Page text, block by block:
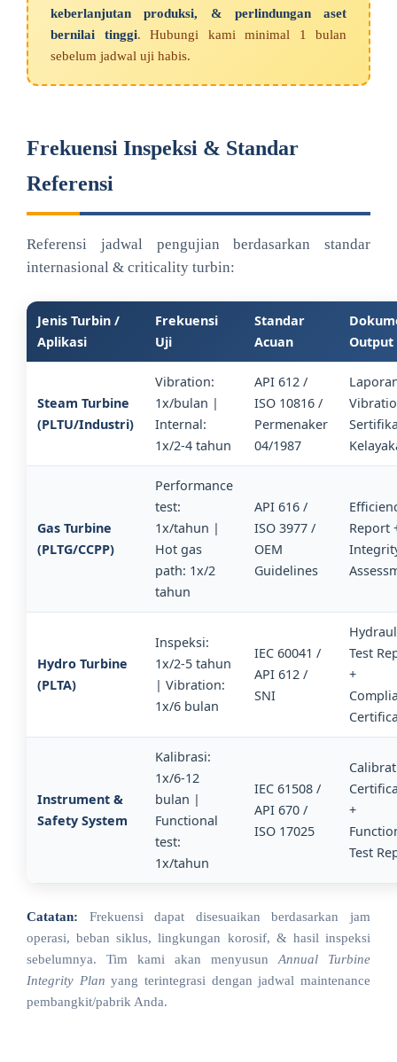
keberlanjutan produksi, & perlindungan aset
bernilai tinggi. Hubungi kami minimal 1 bulan
sebelum jadwal uji habis.
Frekuensi Inspeksi & Standar
Referensi
Referensi jadwal pengujian berdasarkan standar
internasional & criticality turbin:
Jenis Turbin /
Aplikasi
Frekuensi
Uji
Standar
Acuan
Output
Steam Turbine
(PLTU/Industri)
Vibration:
1x/bulan |
Internal:
1x/2-4 tahun
API 612 /
ISO 10816 /
Permenaker
04/1987
Gas Turbine
(PLTG/CCPP)
Performance
test:
1x/tahun |
Hot gas
path: 1x/2
tahun
API 616 /
ISO 3977 /
OEM
Guidelines
Report
Hydro Turbine
(PLTA)
Inspeksi:
1x/2-5 tahun
| Vibration:
1x/6 bulan
IEC 60041 /
API 612 /
SNI
Test
+
Instrument &
Safety System
Kalibrasi:
1x/6-12
bulan |
Functional
test:
1x/tahun
IEC 61508 /
API 670 /
ISO 17025
+
Test
Catatan: Frekuensi dapat disesuaikan berdasarkan jam
operasi, beban siklus, lingkungan korosif, & hasil inspeksi
sebelumnya. Tim kami akan menyusun Annual Turbine
Integrity Plan yang terintegrasi dengan jadwal maintenance
pembangkit/pabrik Anda.